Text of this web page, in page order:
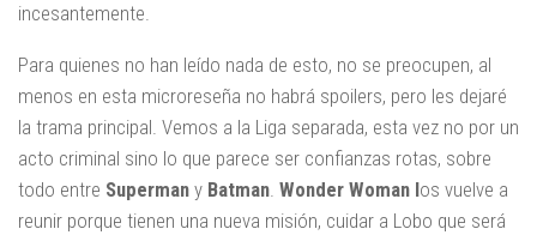
incesantemente.
Para quienes no han leído nada de esto, no se preocupen, al
menos en esta microreseña no habrá spoilers, pero les dejaré
la trama principal. Vemos a la Liga separada, esta vez no por un
acto criminal sino lo que parece ser confianzas rotas, sobre
todo entre Superman y Batman. Wonder Woman los vuelve a
reunir porque tienen una nueva misión, cuidar a Lobo que será